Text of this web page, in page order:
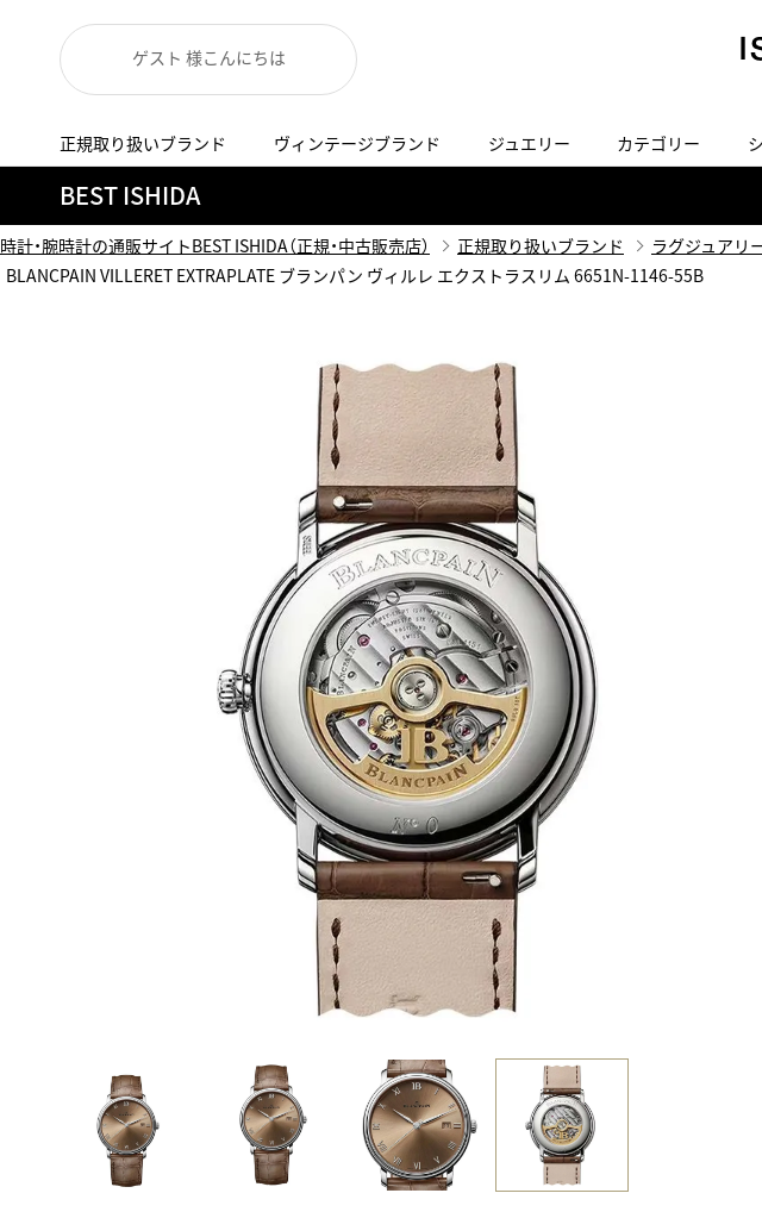
ゲスト 様こんにちは
正規取り扱いブランド
A B
ACCUTRON
Angel Heart
エンジェルハート
ATTESA
アテッサ
正規取り扱
ヴィンテージブランド
BEST VINTAGEについて 買取り・下取り・
ジュエリー カテゴリー
正規取り扱いブランド
ISHIDA新宿
ブライトリング ブティック GINZA SIX IWC
BEST VINTAGEグランフロント大阪
ニュースリリース 採用情報
査定お申込み
YOUTUBE BLOG
BEST ISHIDA
時計・腕時計の通販サイトBEST ISHIDA（正規・中古販売店） 正規取り扱いブランド ラグジュアリ
BLANCPAIN VILLERET EXTRAPLATE ブランパン ヴィルレ エクストラスリム 6651N-1146-55B